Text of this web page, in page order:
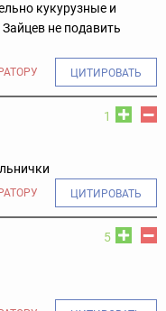
кукурузные и
не подавить
ЦИТИРОВАТЬ
1
ЦИТИРОВАТЬ
5